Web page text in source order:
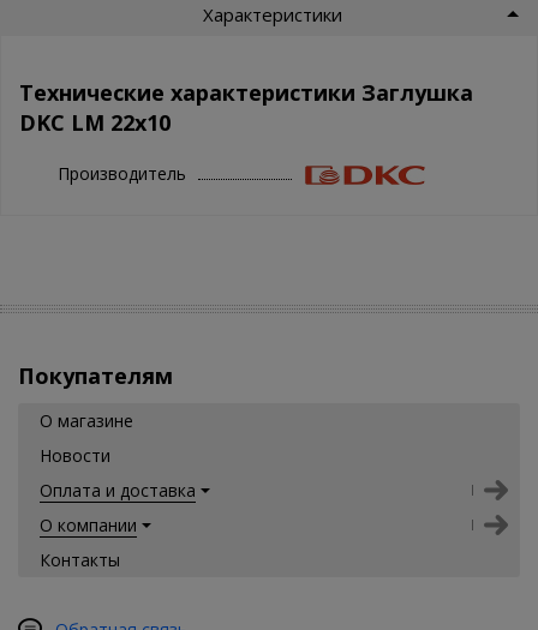
Характеристики
Технические характеристики Заглушка
DKC LM 22x10
Производитель
Покупателям
О магазине
Новости
Оплата и доставка
О компании
Контакты